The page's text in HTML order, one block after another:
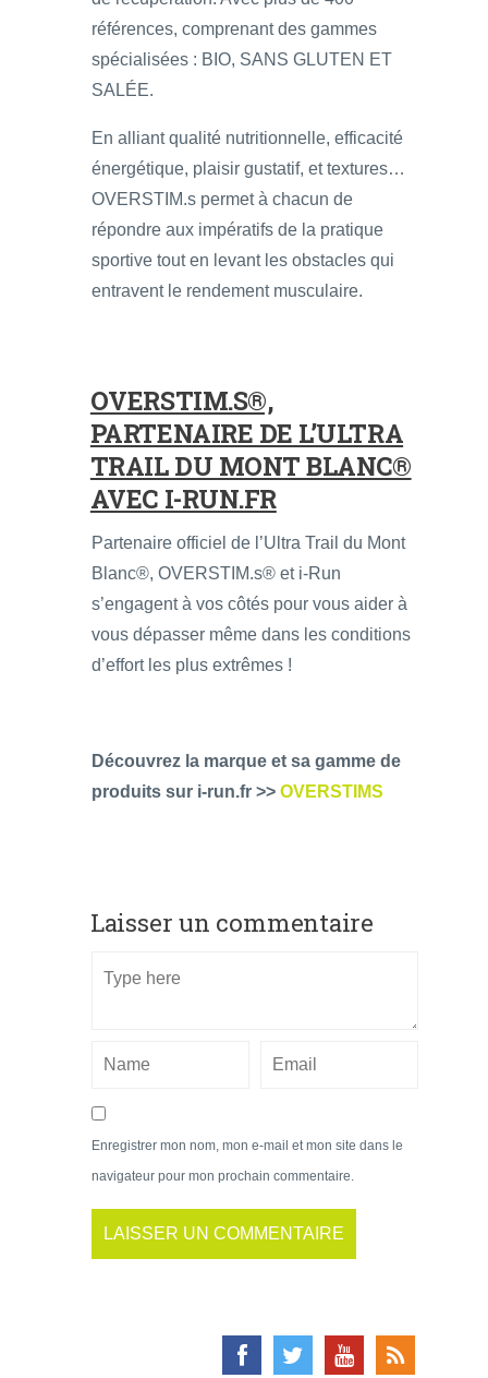
références, comprenant des gammes
spécialisées : BIO, SANS GLUTEN ET
SALÉE.
En alliant qualité nutritionnelle, efficacité
énergétique, plaisir gustatif, et textures…
OVERSTIM.s permet à chacun de
répondre aux impératifs de la pratique
sportive tout en levant les obstacles qui
entravent le rendement musculaire.
OVERSTIM.S®,
PARTENAIRE DE L’ULTRA
TRAIL DU MONT BLANC®
AVEC I-RUN.FR
Partenaire officiel de l’Ultra Trail du Mont
Blanc®, OVERSTIM.s® et i-Run
s’engagent à vos côtés pour vous aider à
vous dépasser même dans les conditions
d’effort les plus extrêmes !
Découvrez la marque et sa gamme de
produits sur i-run.fr >> OVERSTIMS
Laisser un commentaire
Enregistrer mon nom, mon e-mail et mon site dans le
navigateur pour mon prochain commentaire.